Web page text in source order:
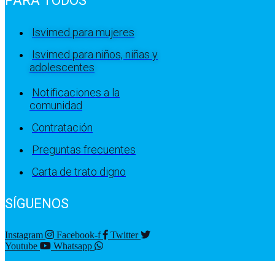
Isvimed para mujeres
Isvimed para niños, niñas y
adolescentes
Notificaciones a la
comunidad
Contratación
Preguntas frecuentes
Carta de trato digno
SÍGUENOS
Instagram Facebook-f
Twitter
Youtube
Whatsapp